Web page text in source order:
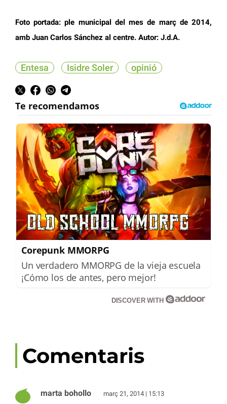
Foto portada: ple municipal del mes de març de 2014,
amb Juan Carlos Sánchez al centre. Autor: J.d.A.
Entesa Isidre Soler opinió
Corepunk MMORPG
Un verdadero MMORPG de la vieja escuela
¡Cómo los de antes, pero mejor!
DISCOVER WITH
Comentaris
marta bohollo març 21, 2014 | 15:13